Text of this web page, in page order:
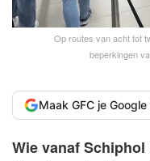
Op routes van acht tot
beperkingen
Maak GFC je
Wie vanaf